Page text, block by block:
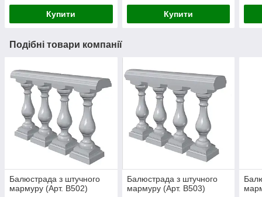
Купити Купити
Подібні товари компанії
Балюстрада з штучного
мармуру (Арт. B502)
Балюстрада з штучного
мармуру (Арт. B503)